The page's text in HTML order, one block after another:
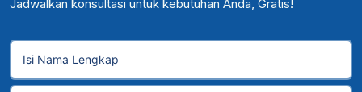
Jadwalkan konsultasi untuk kebutuhan Anda, Gratis!